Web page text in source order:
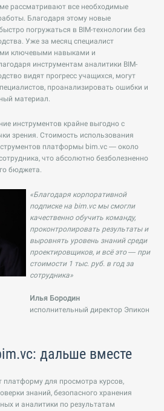
рассматривают все необходимые
Благодаря этому новые
погружаться в BIM-технологии без
Уже за месяц специалист
ключевыми навыками и
инструментам аналитики BIM-
видят прогресс учащихся, могут
проанализировать ошибки и
материал.
инструментов крайне выгодно с
зрения. Стоимость использования
платформы bim.vc — около
что абсолютно безболезненно
бюджета.
«Благодаря корпоративной
подписке на bim.vc мы смогли
качественно обучить команду,
проконтролировать результаты и
выровнять уровень знаний среди
проектировщиков, и всё это — при
стоимости 1 тыс. руб. в год за
сотрудника»
Илья Бородин
исполнительный директор Эпикон
дальше вместе
платформу для просмотра курсов,
знаний, безопасного хранения
и аналитики по результатам